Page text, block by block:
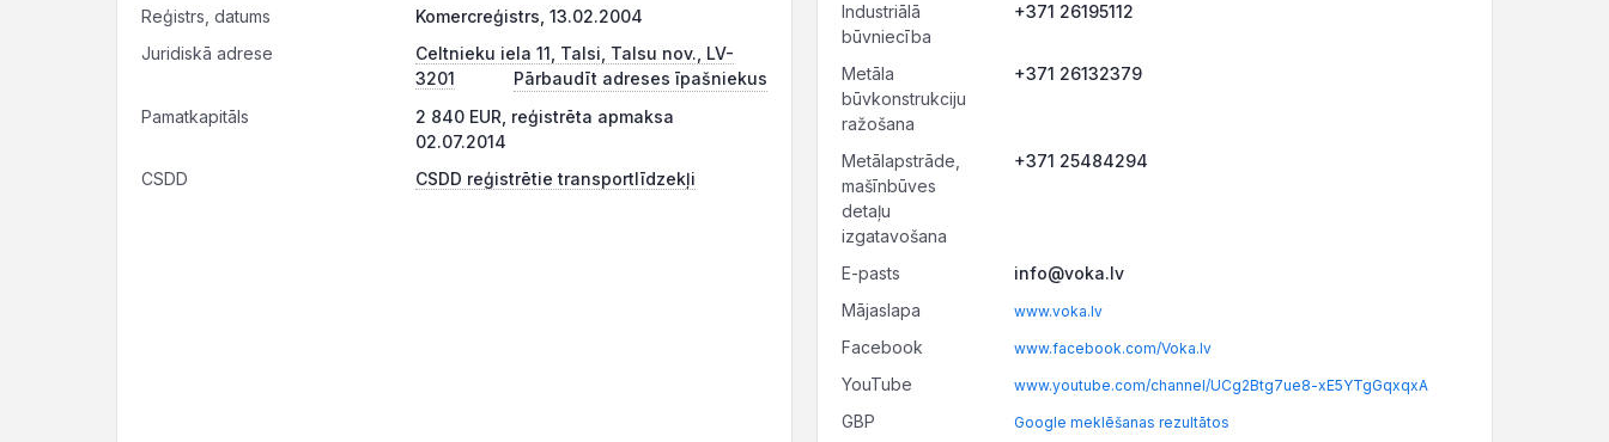
Reģistrs, datums
Komercreģistrs, 13.02.2004
Juridiskā adrese
Celtnieku iela 11, Talsi, Talsu nov., LV-
3201
Pārbaudīt adreses īpašniekus
Pamatkapitāls
2 840 EUR, reģistrēta apmaksa
02.07.2014
CSDD
CSDD reģistrētie transportlīdzekļi
Industriālā
būvniecība
+371 26195112
Metāla
būvkonstrukciju
ražošana
+371 26132379
Metālapstrāde,
mašīnbūves
detaļu
izgatavošana
+371 25484294
E-pasts
info@voka.lv
Mājaslapa
www.voka.lv
Facebook www.facebook.com/Voka.lv
YouTube www.youtube.com/channel/UCg2Btg7ue8-xE5YTgGqxqxA
GBP Google meklēšanas rezultātos